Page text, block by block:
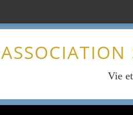
ASSOCIATION
Vie